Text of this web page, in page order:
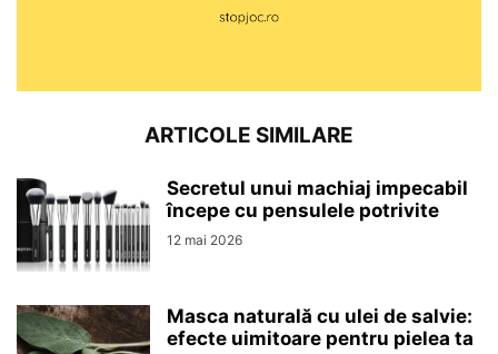
ARTICOLE SIMILARE
Secretul unui machiaj impecabil
începe cu pensulele potrivite
12 mai 2026
Masca naturală cu ulei de salvie:
efecte uimitoare pentru pielea ta